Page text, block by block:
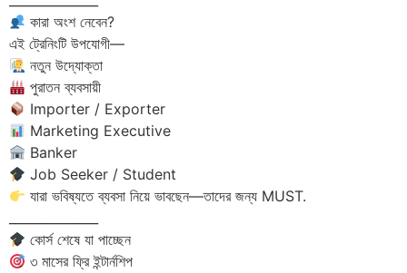
কারা অংশ নেবেন?
এই ট্রেনিংটি উপযোগী—
নতুন উদ্যোক্তা
পুরাতন ব্যবসায়ী
Importer / Exporter
Marketing Executive
Banker
Job Seeker / Student
যারা ভবিষ্যতে ব্যবসা নিয়ে ভাবছেন—তাদের জন্য MUST.
কোর্স শেষে যা পাচ্ছেন
৩ মাসের ফ্রি ইন্টার্নশিপ